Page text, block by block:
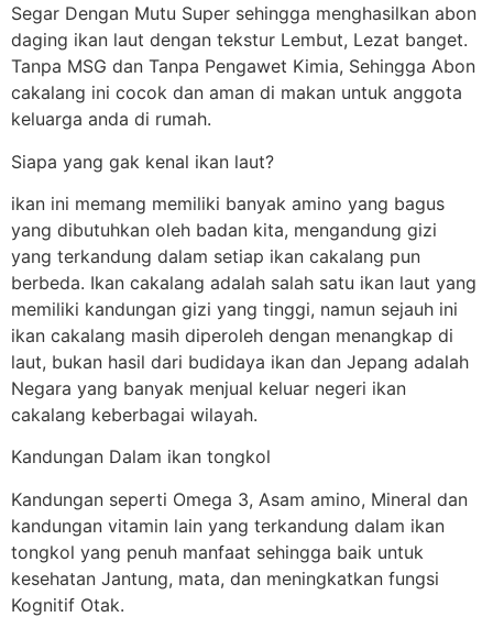
Segar Dengan Mutu Super sehingga menghasilkan abon
daging ikan laut dengan tekstur Lembut, Lezat banget.
Tanpa MSG dan Tanpa Pengawet Kimia, Sehingga Abon
cakalang ini cocok dan aman di makan untuk anggota
keluarga anda di rumah.
Siapa yang gak kenal ikan laut?
ikan ini memang memiliki banyak amino yang bagus
yang dibutuhkan oleh badan kita, mengandung gizi
yang terkandung dalam setiap ikan cakalang pun
berbeda. Ikan cakalang adalah salah satu ikan laut yang
memiliki kandungan gizi yang tinggi, namun sejauh ini
ikan cakalang masih diperoleh dengan menangkap di
laut, bukan hasil dari budidaya ikan dan Jepang adalah
Negara yang banyak menjual keluar negeri ikan
cakalang keberbagai wilayah.
Kandungan Dalam ikan tongkol
Kandungan seperti Omega 3, Asam amino, Mineral dan
kandungan vitamin lain yang terkandung dalam ikan
tongkol yang penuh manfaat sehingga baik untuk
kesehatan Jantung, mata, dan meningkatkan fungsi
Kognitif Otak.